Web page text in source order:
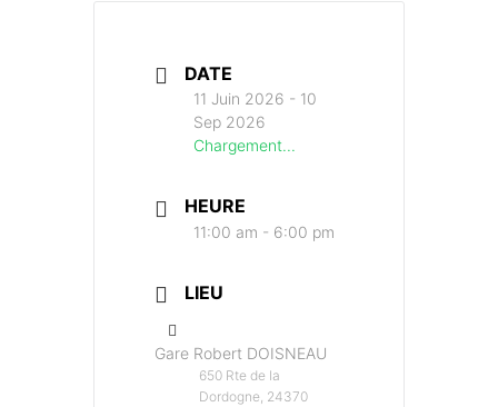
DATE
11 Juin 2026 - 10
Sep 2026
Chargement...
HEURE
11:00 am - 6:00 pm
LIEU
Gare Robert DOISNEAU
650 Rte de la
Dordogne, 24370